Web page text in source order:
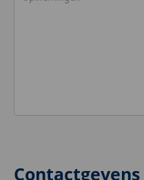
Contactgevens